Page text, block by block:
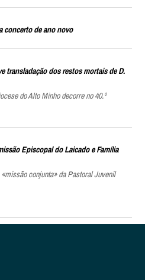
concerto de ano novo
transladação dos restos mortais de D.
do Alto Minho decorre no 40.º
Episcopal do Laicado e Família
conjunta» da Pastoral Juvenil